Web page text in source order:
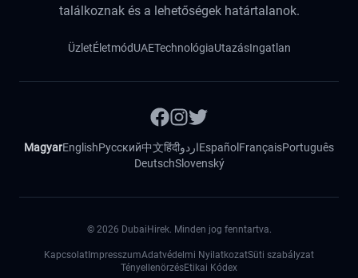
találkoznak és a lehetőségek határtalanok.
ÜzletÉletmódUAETechnológiaUtazásIngatlan
MagyarEnglishРусский中文हिंदीاردوEspañol FrançaisPortuguês
DeutschSlovenský
© 2026 DubaiHirek. Minden jog fenntartva.
Kapcsolat ImpresszumAdatvédelmi NyilatkozatSüti szabályzat
TényellenörzésEtikai Kódex